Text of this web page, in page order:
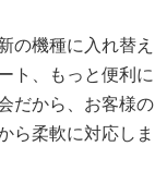
の機種に入れ替え
ト、もっと便利に
だから、お客様の
ら柔軟に対応しま